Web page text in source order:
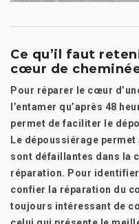
Ce qu’il faut
cœur de
Pour réparer le cœur
l’entamer qu’après 48
permet de faciliter le
Le dépoussiérage
sont défaillantes dans la
réparation. Pour
confier la réparation du
toujours intéressant de